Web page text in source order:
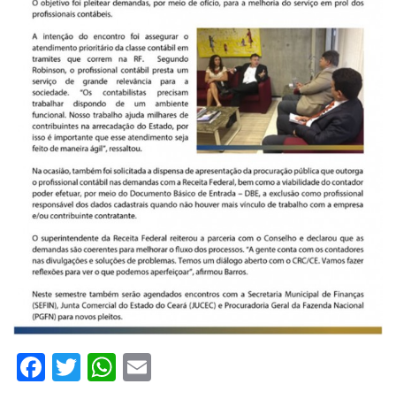
Facebook
TwitterWhatsApp